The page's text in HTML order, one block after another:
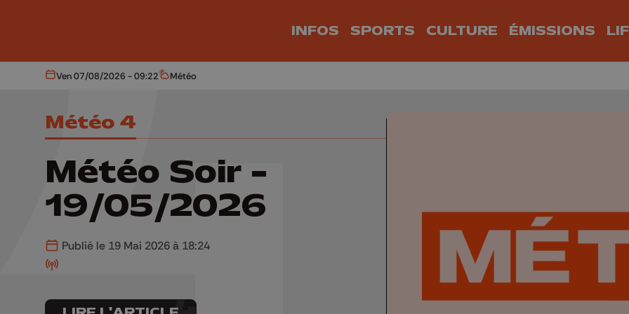
INFOS SPORTS CULTURE ÉMISSIONS
Aujourd'hui
Ven 07/08/2026 - 09:22 Météo
Météo
Météo 4
Météo Soir -
19/05/2026
Publié le 19 Mai 2026 à 18:24